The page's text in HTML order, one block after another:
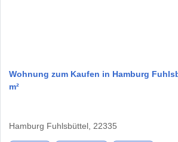
Wohnung zum Kaufen in Hamburg
m²
Hamburg Fuhlsbüttel, 22335